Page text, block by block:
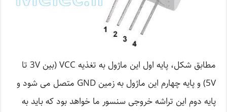
مطابق شکل، پایه اول این ماژول به تغذیه VCC (بین 3V تا
5V) و پایه چهارم این ماژول به زمین GND متصل می شود و
پایه دوم این تراشه خروجی سنسور ما خواهد بود که باید به